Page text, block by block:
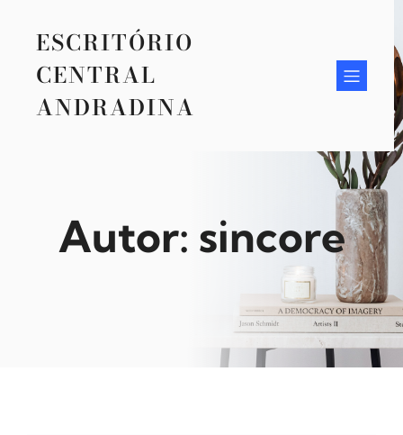
conteúdoESCRITÓRIO
CENTRAL
ANDRADINA
Autor: sincore